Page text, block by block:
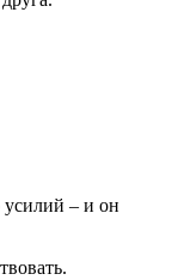
усилий – и он